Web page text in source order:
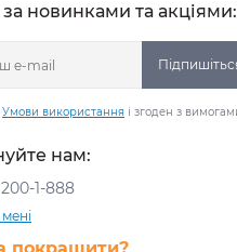
Собачий корм в
Собачий корм в
за новинками та акціями:
Умови використання і згоден з
нам:
1-888